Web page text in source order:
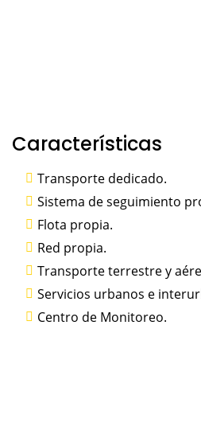
Características
Transporte dedicado.
Sistema de seguimiento
Flota propia.
Red propia.
Transporte terrestre y
Servicios urbanos e
Centro de Monitoreo.